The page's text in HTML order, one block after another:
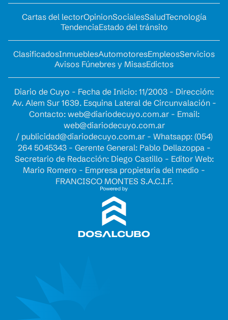
Cartas del lectorOpinionSocialesSaludTecnología
TendenciaEstado del tránsito
ClasificadosInmueblesAutomotoresEmpleosServicios
Avisos Fúnebres y MisasEdictos
Diario de Cuyo - Fecha de Inicio: 11/2003 - Dirección:
Av. Alem Sur 1639. Esquina Lateral de Circunvalación -
Contacto: web@diariodecuyo.com.ar- Email:
web@diariodecuyo.com.ar
/ publicidad@diariodecuyo.com.ar- Whatsapp: (054)
264 5045343 - Gerente General: Pablo Dellazoppa -
Secretario de Redacción: Diego Castillo - Editor Web:
Mario Romero - Empresa propietaria del medio -
FRANCISCO MONTES S.A.C.I.F.